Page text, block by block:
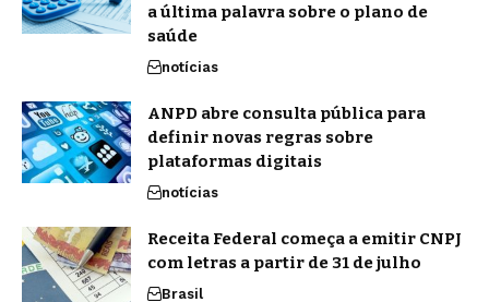
a última palavra sobre o plano de
saúde
notícias
ANPD abre consulta pública para
definir novas regras sobre
plataformas digitais
notícias
Receita Federal começa a emitir CNPJ
com letras a partir de 31 de julho
Brasil